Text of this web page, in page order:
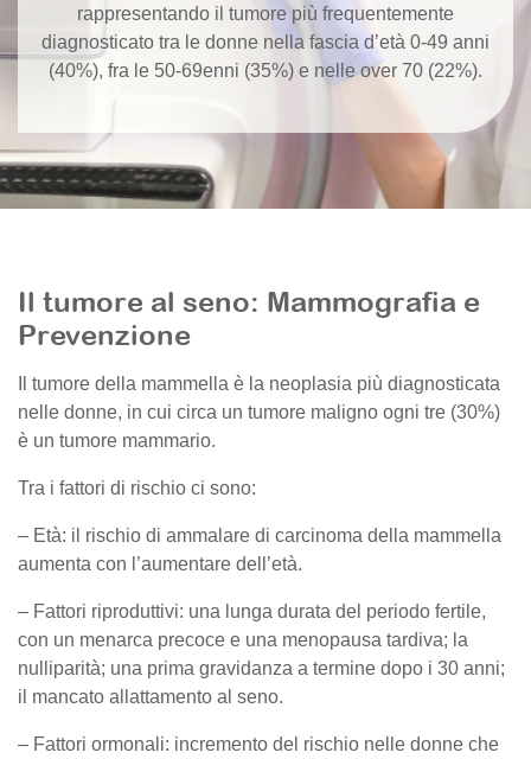
rappresentando il tumore più frequentemente
diagnosticato tra le donne nella fascia d’età 0-49 anni
(40%), fra le 50-69enni (35%) e nelle over 70 (22%).
Il tumore al seno: Mammografia e
Prevenzione
Il tumore della mammella è la neoplasia più diagnosticata
nelle donne, in cui circa un tumore maligno ogni tre (30%)
è un tumore mammario.
Tra i fattori di rischio ci sono:
– Età: il rischio di ammalare di carcinoma della mammella
aumenta con l’aumentare dell’età.
– Fattori riproduttivi: una lunga durata del periodo fertile,
con un menarca precoce e una menopausa tardiva; la
nulliparità; una prima gravidanza a termine dopo i 30 anni;
il mancato allattamento al seno.
– Fattori ormonali: incremento del rischio nelle donne che